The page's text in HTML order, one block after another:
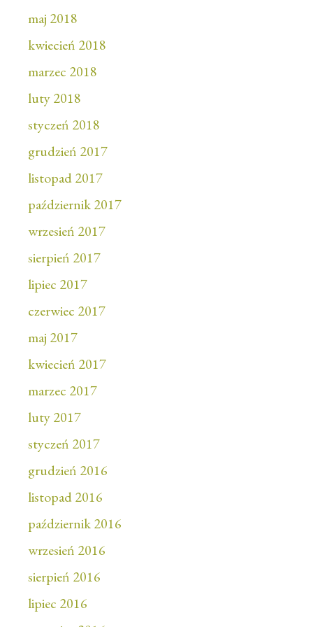
maj 2018
kwiecień 2018
marzec 2018
luty 2018
styczeń 2018
grudzień 2017
listopad 2017
październik 2017
wrzesień 2017
sierpień 2017
lipiec 2017
czerwiec 2017
maj 2017
kwiecień 2017
marzec 2017
luty 2017
styczeń 2017
grudzień 2016
listopad 2016
październik 2016
wrzesień 2016
sierpień 2016
lipiec 2016